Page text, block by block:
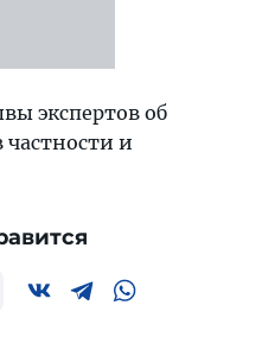
экспертов об
частности и